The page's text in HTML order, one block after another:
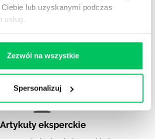
lub uzyskanymi podczas
usług.
Zezwól na wszystkie
Spersonalizuj
Artykuły eksperckie